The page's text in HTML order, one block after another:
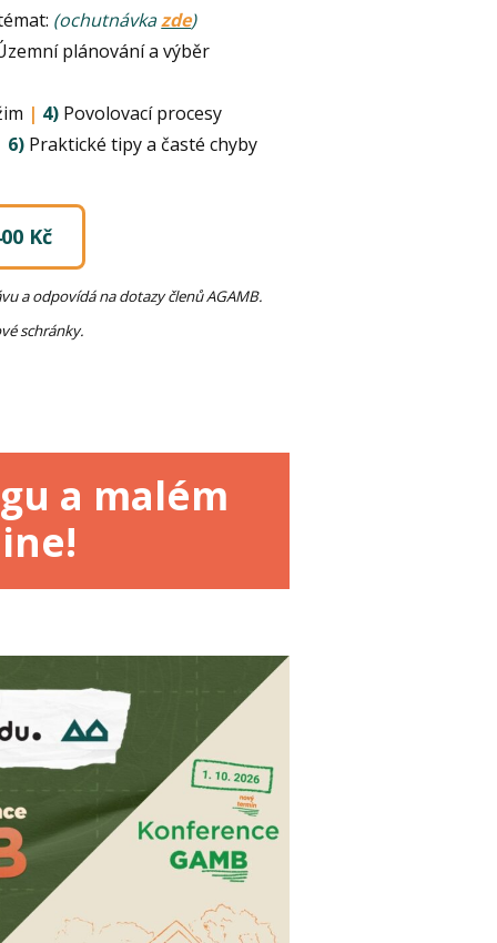
(ochutnávkazde)
plánování a výběr
| 4) Povolovací procesy
6) Praktické tipy a časté chyby
Kč
a odpovídá na dotazy členů AGAMB.
schránky.
a malém